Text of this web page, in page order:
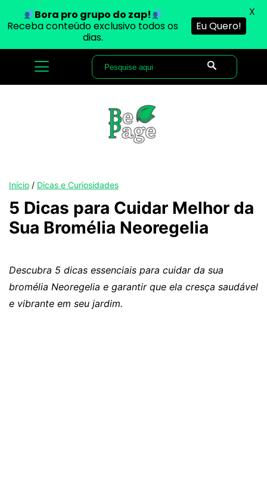
Início / Dicas e Curiosidades
5 Dicas para Cuidar Melhor da
Sua Bromélia Neoregelia
Descubra 5 dicas essenciais para cuidar da sua
bromélia Neoregelia e garantir que ela cresça saudável
e vibrante em seu jardim.
Bora pro grupo do zap!
Receba conteúdo exclusivo todos os
dias.
Eu Quero!
X